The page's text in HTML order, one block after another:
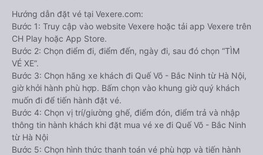
Hướng dẫn đặt vé tại Vexere.com:
Bước 1: Truy cập vào website Vexere hoặc tải app Vexere trên
CH Play hoặc App Store.
Bước 2: Chọn điểm đi, điểm đến, ngày đi, sau đó chọn “TÌM
VÉ XE”.
Bước 3: Chọn hãng xe khách đi Quế Võ - Bắc Ninh từ Hà Nội,
giờ khởi hành phù hợp. Bấm chọn vào khung giờ quý khách
muốn đi để tiến hành đặt vé.
Bước 4: Chọn vị trí/giường ghế, điểm đón, điểm trả và nhập
thông tin hành khách khi đặt mua vé xe đi Quế Võ - Bắc Ninh
từ Hà Nội
Bước 5: Chọn hình thức thanh toán vé phù hợp và tiến hành